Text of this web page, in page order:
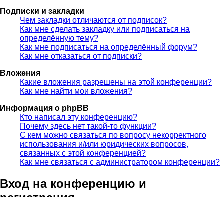
Подписки и закладки
Чем закладки отличаются от подписок?
Как мне сделать закладку или подписаться на
определённую тему?
Как мне подписаться на определённый форум?
Как мне отказаться от подписки?
Вложения
Какие вложения разрешены на этой конференции?
Как мне найти мои вложения?
Информация о phpBB
Кто написал эту конференцию?
Почему здесь нет такой-то функции?
С кем можно связаться по вопросу некорректного
использования и/или юридических вопросов,
связанных с этой конференцией?
Как мне связаться с администратором конференции?
Вход на конференцию и